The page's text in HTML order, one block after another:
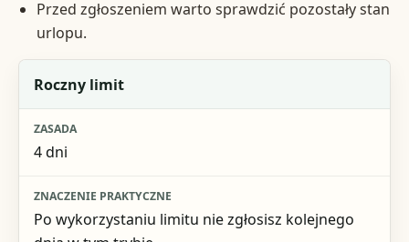
Przed zgłoszeniem warto sprawdzić pozostały stan
urlopu.
Element
Zasada
Roczny limit
4 dni
Po wykorzystaniu limitu nie zgłosisz kolejnego